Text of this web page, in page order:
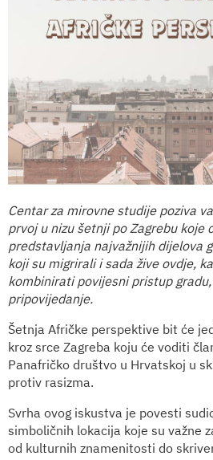
Centar za mirovne studije poziva
prvoj u nizu šetnji po Zagrebu koje
predstavljanja najvažnijih dijelova
koji su migrirali i sada žive ovdje,
kombinirati povijesni pristup
pripovijedanje.
Šetnja Afričke perspektive bit će
kroz srce Zagreba koju će voditi
Panafričko društvo u Hrvatskoj u
protiv rasizma.
Svrha ovog iskustva je povesti
simboličnih lokacija koje su važne
od kulturnih znamenitosti do